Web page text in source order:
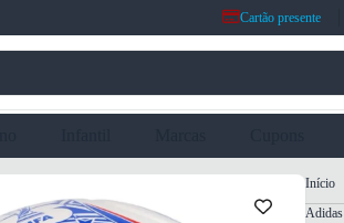
Cartão presente
Início
Adidas